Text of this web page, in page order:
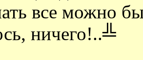
все можно
ничего!..╩